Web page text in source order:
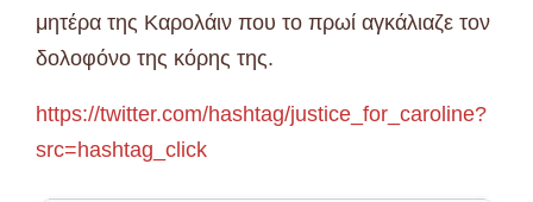
μητέρα της Καρολάιν που το πρωί αγκάλιαζε τον
δολοφόνο της κόρης της.
https://twitter.com/hashtag/justice_for_caroline?
src=hashtag_click